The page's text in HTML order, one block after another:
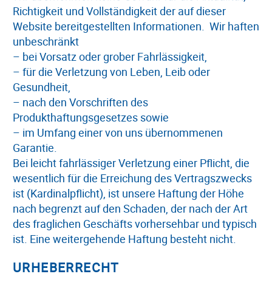
Richtigkeit und Vollständigkeit der auf dieser
Website bereitgestellten Informationen. Wir haften
unbeschränkt
– bei Vorsatz oder grober Fahrlässigkeit,
– für die Verletzung von Leben, Leib oder
Gesundheit,
– nach den Vorschriften des
Produkthaftungsgesetzes sowie
– im Umfang einer von uns übernommenen
Garantie.
Bei leicht fahrlässiger Verletzung einer Pflicht, die
wesentlich für die Erreichung des Vertragszwecks
ist (Kardinalpflicht), ist unsere Haftung der Höhe
nach begrenzt auf den Schaden, der nach der Art
des fraglichen Geschäfts vorhersehbar und typisch
ist. Eine weitergehende Haftung besteht nicht.
URHEBERRECHT